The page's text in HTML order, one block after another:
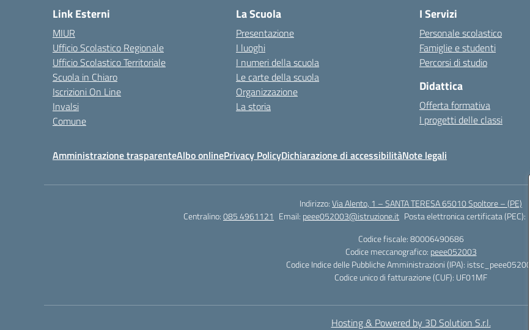
Link Esterni
MIUR
Ufficio Scolastico Regionale
Ufficio Scolastico Territoriale
Scuola in Chiaro
Iscrizioni On Line
Invalsi
Comune
La Scuola
Presentazione
I luoghi
I numeri della scuola
Le carte della scuola
Organizzazione
La storia
I Servizi
Personale scolastico
Famiglie e studenti
Percorsi di studio
Didattica
Offerta formativa
I progetti delle classi
Amministrazione trasparenteAlbo onlinePrivacy PolicyDichiarazione di accessibilitàNote legali
Indirizzo:Via Alento, 1 – SANTA TERESA 65010 Spoltore – (PE)
Centralino:085 4961121 Email: peee052003@istruzione.it Posta elettronica certificata (PEC):
Codice fiscale: 80006490686
Codice meccanografico: peee052003
Codice Indice delle Pubbliche Amministrazioni (IPA): istsc_peee052003
Codice unico di fatturazione (CUF): UF01MF
Hosting & Powered by 3D Solution S.r.l.